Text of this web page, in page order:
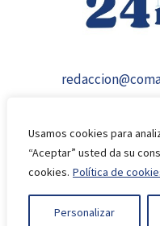
Usamos cookies para
“Aceptar” usted da su
cookies. Política de
Personalizar
© 2026